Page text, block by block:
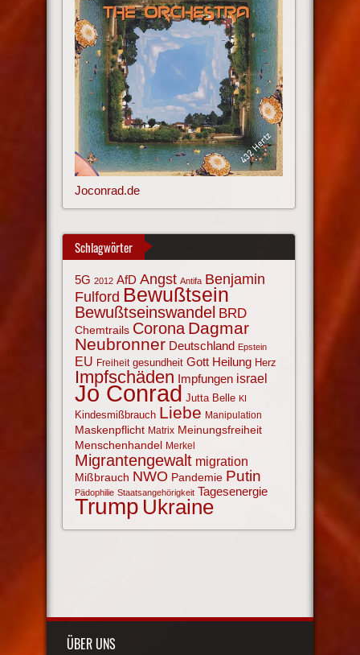
Joconrad.de
Schlagwörter
5G 2012 AfD Angst Antifa Benjamin
Fulford Bewußtsein
Bewußtseinswandel BRD
Chemtrails Corona Dagmar
Neubronner Deutschland Epstein
EU Freiheit gesundheit Gott Heilung Herz
Impfschäden Impfungen israel
Jo Conrad Jutta Belle KI
Kindesmißbrauch Liebe Manipulation
Maskenpflicht Matrix Meinungsfreiheit
Menschenhandel Merkel
Migrantengewalt migration
Mißbrauch NWO Pandemie Putin
Pädophilie Staatsangehörigkeit Tagesenergie
Trump Ukraine
ÜBER UNS